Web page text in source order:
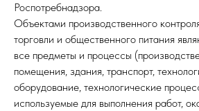
Роспотребнадзора.
Объектами производственного
торговли и общественного питания
все предметы и процессы
помещения, здания, транспорт,
оборудование, технологические
используемые для выполнения работ,